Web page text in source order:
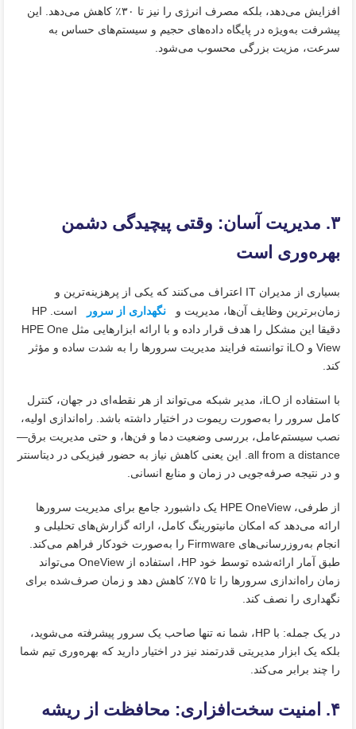
افزایش می‌دهد، بلکه مصرف انرژی را نیز تا ۳۰٪ کاهش می‌دهد. این
پیشرفت به‌ویژه در پایگاه‌ داده‌های حجیم و سیستم‌های حساس به
سرعت، مزیت بزرگی محسوب می‌شود.
۳. مدیریت آسان: وقتی پیچیدگی دشمن
بهره‌وری است
بسیاری از مدیران IT اعتراف می‌کنند که یکی از پرهزینه‌ترین و
زمان‌برترین وظایف آن‌ها، مدیریت و
نگهداری از سرور
است. HP
دقیقا این مشکل را هدف قرار داده و با ارائه ابزارهایی مثل HPE One
View و iLO توانسته فرایند مدیریت سرورها را به‌ شدت ساده و مؤثر
کند.
با استفاده از iLO، مدیر شبکه می‌تواند از هر نقطه‌ای در جهان، کنترل
کامل سرور را به‌صورت ریموت در اختیار داشته باشد. راه‌اندازی اولیه،
نصب سیستم‌عامل، بررسی وضعیت دما و فن‌ها، و حتی مدیریت برق—
all from a distance. این یعنی کاهش نیاز به حضور فیزیکی در دیتاسنتر
و در نتیجه صرفه‌جویی در زمان و منابع انسانی.
از طرفی، HPE OneView یک داشبورد جامع برای مدیریت سرورها
ارائه می‌دهد که امکان مانیتورینگ کامل، ارائه گزارش‌های تحلیلی و
انجام به‌روزرسانی‌های Firmware را به‌صورت خودکار فراهم می‌کند.
طبق آمار ارائه‌شده توسط خود HP، استفاده از OneView می‌تواند
زمان راه‌اندازی سرورها را تا ۷۵٪ کاهش دهد و زمان صرف‌شده برای
نگهداری را نصف کند.
در یک جمله: با HP، شما نه‌ تنها صاحب یک سرور پیشرفته می‌شوید،
بلکه یک ابزار مدیریتی قدرتمند نیز در اختیار دارید که بهره‌وری تیم شما
را چند برابر می‌کند.
۴. امنیت سخت‌افزاری: محافظت از ریشه